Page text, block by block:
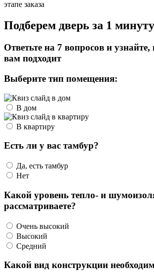
этапе заказа
Подберем дверь за 1 минуту
Ответьте на 7 вопросов и узнайте,
вам подходит
Выберите тип помещения:
В дом
В квартиру
Есть ли у вас тамбур?
Да, есть тамбур
Нет
Какой уровень тепло- и
рассматриваете?
Очень высокий
Высокий
Средний
Какой вид конструкции